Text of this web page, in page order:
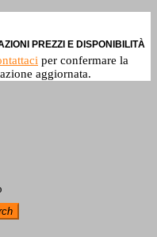
PREZZI E DISPONIBILITÀ
per confermare la
aggiornata.